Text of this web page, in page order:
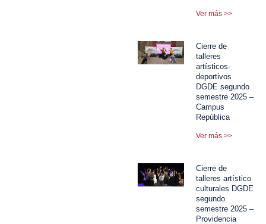
Ver más >>
Cierre de
talleres
artísticos-
deportivos
DGDE segundo
semestre 2025 –
Campus
República
Ver más >>
Cierre de
talleres artístico
culturales DGDE
segundo
semestre 2025 –
Providencia